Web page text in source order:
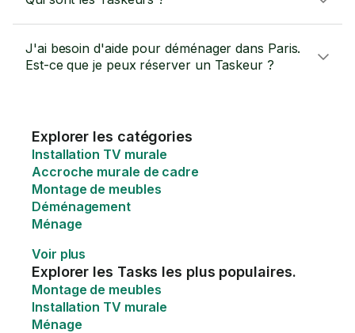
J'ai besoin d'aide pour déménager dans Paris.
Est-ce que je peux réserver un Taskeur ?
Explorer les catégories
Installation TV murale
Accroche murale de cadre
Montage de meubles
Déménagement
Ménage
Voir plus
Explorer les Tasks les plus populaires.
Montage de meubles
Installation TV murale
Ménage